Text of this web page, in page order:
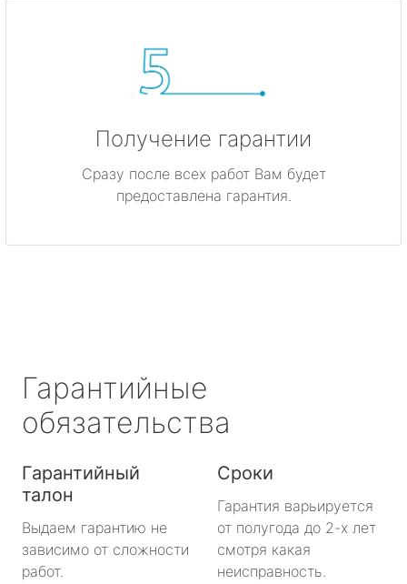
Получение гарантии
Сразу после всех работ Вам будет
предоставлена гарантия.
Гарантийные
обязательства
Гарантийный
талон
Выдаем гарантию не
зависимо от сложности
работ.
Сроки
Гарантия варьируется
от полугода до 2-х лет
смотря какая
неисправность.